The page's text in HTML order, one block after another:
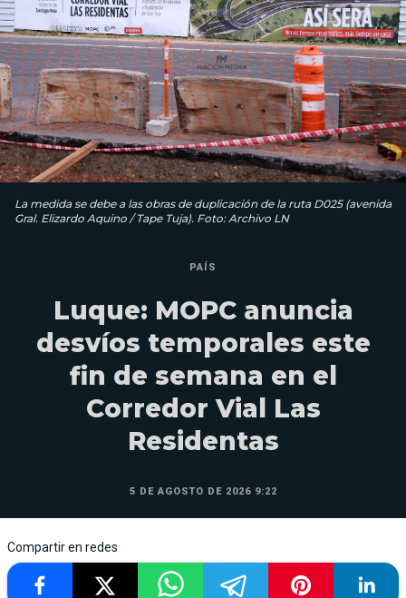
La medida se debe a las obras de duplicación de la ruta D025 (avenida
Gral. Elizardo Aquino / Tape Tuja). Foto: Archivo LN
PAÍS
Luque: MOPC anuncia
desvíos temporales este
fin de semana en el
Corredor Vial Las
Residentas
5 DE AGOSTO DE 2026 9:22
Compartir en redes